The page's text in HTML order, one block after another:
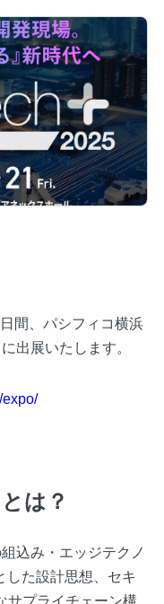
間、パシフィコ横浜
出展いたします。
expo/
は？
込み・エッジテクノ
した設計思想、セキ
サプライチェーン構